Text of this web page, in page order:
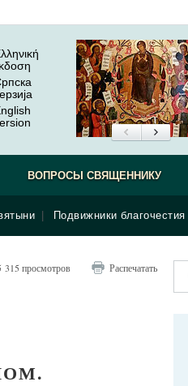
Подвижники благочестия
ВОПРОСЫ СВЯЩЕННИКУ
315 просмотров Распечатать